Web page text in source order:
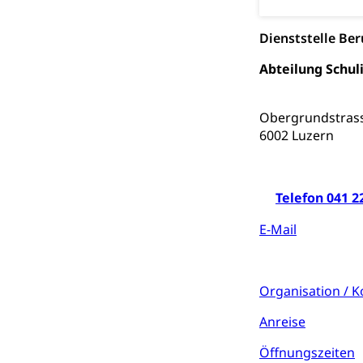
Dienststelle
Abteilung
6002 Luzern
Telefon 041
E-Mail
Organisation /
Anreise
Öffnungszeiten
Zivilschutz
Staat und Recht
Zivilrecht,
Bankrott,
Schulden